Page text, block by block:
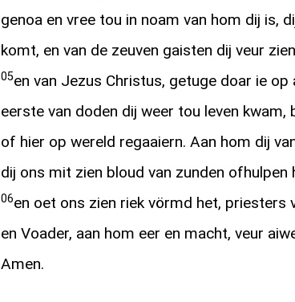
genoa en vree tou in noam van hom dij is,
komt, en van de zeuven gaisten dij veur
05en van Jezus Christus, getuge doar ie op
eerste van doden dij weer tou leven kwam,
of hier op wereld regaaiern. Aan hom dij
dij ons mit zien bloud van zunden ofhulpen
06en oet ons zien riek vörmd het, priesters
en Voader, aan hom eer en macht, veur
Amen.